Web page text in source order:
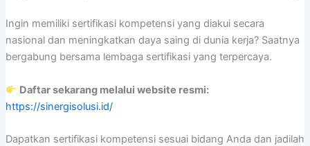
Ingin memiliki sertifikasi kompetensi yang diakui secara
nasional dan meningkatkan daya saing di dunia kerja? Saatnya
bergabung bersama lembaga sertifikasi yang terpercaya.
Daftar sekarang melalui website resmi:
https://sinergisolusi.id/
Dapatkan sertifikasi kompetensi sesuai bidang Anda dan jadilah